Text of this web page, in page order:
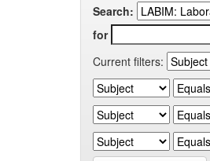
Search:
for
Current filters: